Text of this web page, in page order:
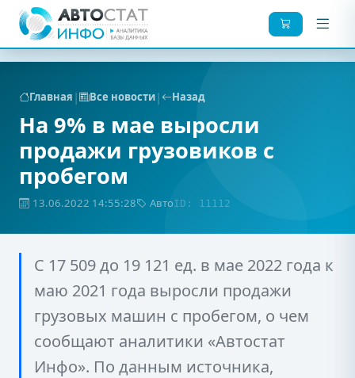
Главная | Все новости| Назад
На 9% в мае выросли
продажи грузовиков с
пробегом
13.06.2022 14:55:28 АвтоID: 11112
С 17 509 до 19 121 ед. в мае 2022 года к
маю 2021 года выросли продажи
грузовых машин с пробегом, о чем
сообщают аналитики «Автостат
Инфо». По данным источника,